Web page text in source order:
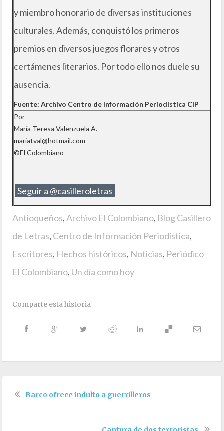
y miembro honorario de diversas instituciones
culturales. Además, conquistó los primeros
premios en diversos juegos florares y otros
certámenes literarios. Por todo ello nos duele su
ausencia.
Fuente: Archivo Centro de Información Periodística CIP
Por
María Teresa Valenzuela A.
mariatval@hotmail.com
©El Colombiano
Seguir a @casilleroletras
Antioqueños,Archivo El Colombiano, Blog Casillero
de Letras, Centro de Información Periodística,
Escritores, Hechos históricos, Noticias, Periódico
El Colombiano, Un día como hoy
Comparte esta historia
Barco ofrece indulto a guerrilleros